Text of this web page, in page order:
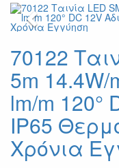
Previous
70122
5m 14.4W/
lm/m 120°
IP65
Χρόνια